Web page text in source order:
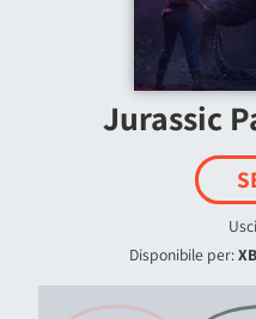
Jurassic
Disponibile per: